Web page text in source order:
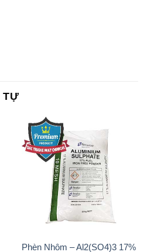
TỰ
Phèn Nhôm – Al2(SO4)3 17%